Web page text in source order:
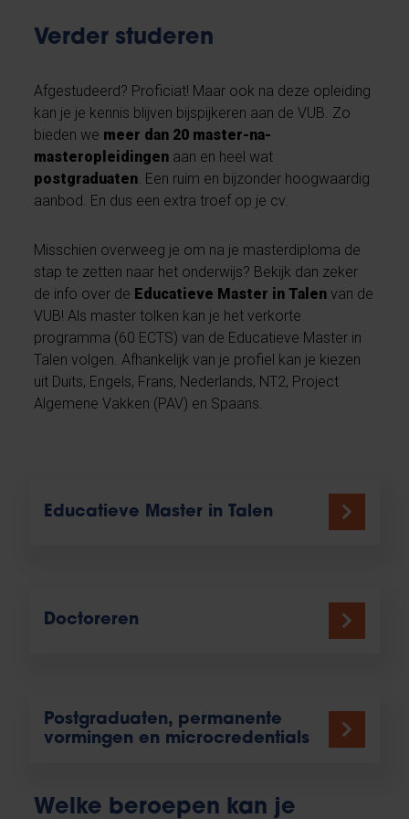
Verder studeren
Afgestudeerd? Proficiat! Maar ook na deze opleiding
kan je je kennis blijven bijspijkeren aan de VUB. Zo
bieden we meer dan 20 master-na-
masteropleidingen aan en heel wat
postgraduaten. Een ruim en bijzonder hoogwaardig
aanbod. En dus een extra troef op je cv.
Misschien overweeg je om na je masterdiploma de
stap te zetten naar het onderwijs? Bekijk dan zeker
de info over de Educatieve Master in Talen van de
VUB! Als master tolken kan je het verkorte
programma (60 ECTS) van de Educatieve Master in
Talen volgen. Afhankelijk van je profiel kan je kiezen
uit Duits, Engels, Frans, Nederlands, NT2, Project
Algemene Vakken (PAV) en Spaans.
Educatieve Master in Talen
Doctoreren
Postgraduaten, permanente
vormingen en microcredentials
Welke beroepen kan je